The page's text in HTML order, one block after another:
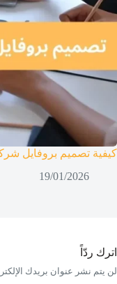
كيفية تصميم بروفايل
19/01/2026
اترك ردّاً
لن يتم نشر عنوان بريدك